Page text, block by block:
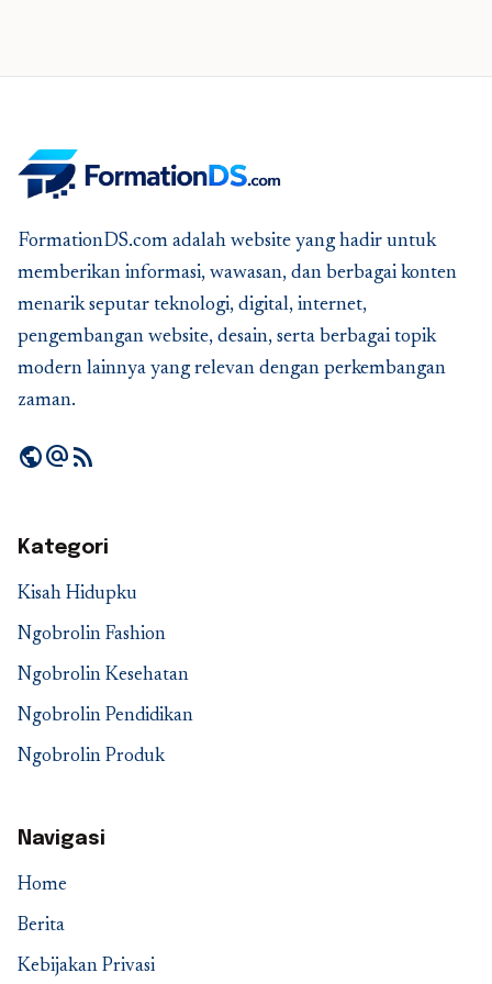
FormationDS.com adalah website yang hadir untuk
memberikan informasi, wawasan, dan berbagai konten
menarik seputar teknologi, digital, internet,
pengembangan website, desain, serta berbagai topik
modern lainnya yang relevan dengan perkembangan
zaman.
publicalternate_emailrss_feed
Kategori
Kisah Hidupku
Ngobrolin Fashion
Ngobrolin Kesehatan
Ngobrolin Pendidikan
Ngobrolin Produk
Navigasi
Home
Berita
Kebijakan Privasi